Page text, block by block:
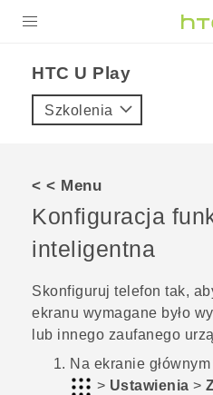
VIVE
VIVERSE
POMOC TECHNICZNA
Urządzenia i akcesoria HTC
HTC U Play‎
Szkolenia
< < Menu
Konfiguracja
inteligentna
Skonfiguruj telefon tak,
ekranu wymagane było
lub innego zaufanego
Na ekranie głównym
> Ustawienia >